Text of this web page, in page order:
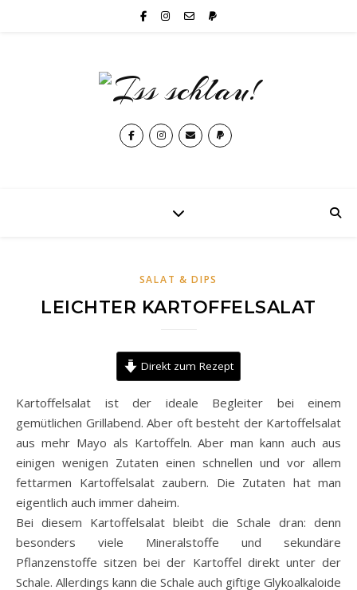
SALAT & DIPS
LEICHTER KARTOFFELSALAT
Direkt zum Rezept
Kartoffelsalat ist der ideale Begleiter bei einem
gemütlichen Grillabend. Aber oft besteht der Kartoffelsalat
aus mehr Mayo als Kartoffeln. Aber man kann auch aus
einigen wenigen Zutaten einen schnellen und vor allem
fettarmen Kartoffelsalat zaubern. Die Zutaten hat man
eigentlich auch immer daheim.
Bei diesem Kartoffelsalat bleibt die Schale dran: denn
besonders viele Mineralstoffe und sekundäre
Pflanzenstoffe sitzen bei der Kartoffel direkt unter der
Schale. Allerdings kann die Schale auch giftige Glykoalkaloide